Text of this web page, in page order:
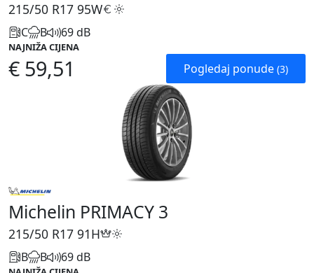
215/50 R17 95W
C B 69 dB
NAJNIŽA CIJENA
€ 59,51 Pogledaj ponude (3)
Michelin PRIMACY 3
215/50 R17 91H
B B 69 dB